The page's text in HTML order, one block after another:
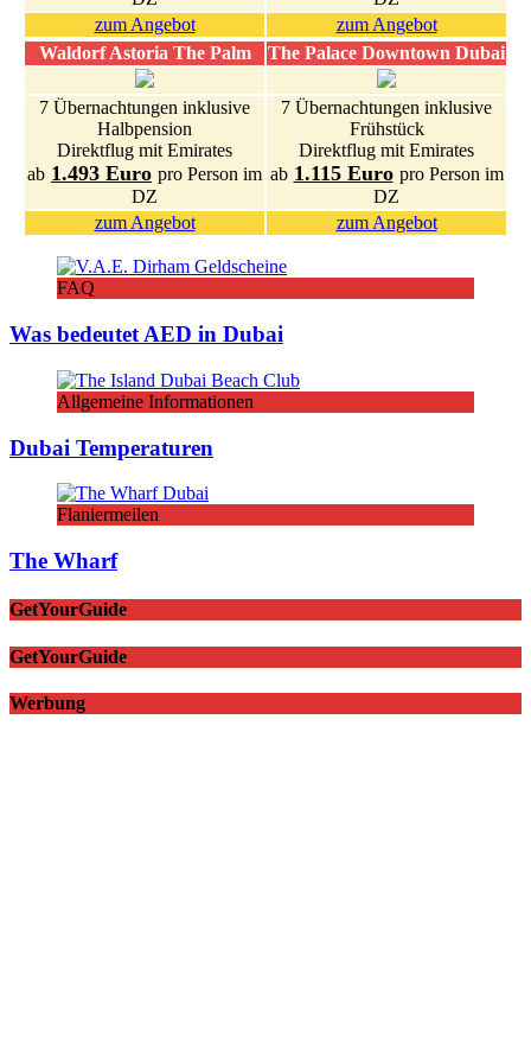
zum Angebot
zum Angebot
Waldorf Astoria The Palm
The Palace Downtown Dubai
7 Übernachtungen inklusive
Halbpension
Direktflug mit Emirates
ab 1.493 Euro pro Person im
DZ
7 Übernachtungen inklusive
Frühstück
Direktflug mit Emirates
ab 1.115 Euro pro Person im
DZ
zum Angebot
zum Angebot
FAQ
Was bedeutet AED in Dubai
Allgemeine Informationen
Dubai Temperaturen
Flaniermeilen
The Wharf
GetYourGuide
GetYourGuide
Werbung